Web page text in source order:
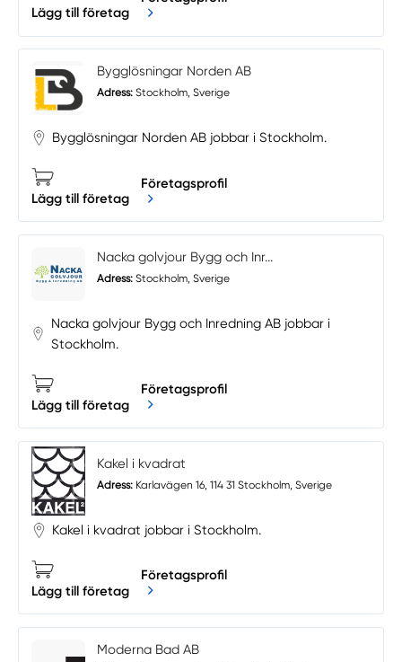
Lägg till företag
Bygglösningar Norden AB
Adress: Stockholm, Sverige
Bygglösningar Norden AB jobbar i Stockholm.
Lägg till företag
Företagsprofil
Nacka golvjour Bygg och Inr...
Adress: Stockholm, Sverige
Nacka golvjour Bygg och Inredning AB jobbar i
Stockholm.
Lägg till företag
Företagsprofil
Kakel i kvadrat
Adress: Karlavägen 16, 114 31 Stockholm, Sverige
Kakel i kvadrat jobbar i Stockholm.
Lägg till företag
Företagsprofil
Moderna Bad AB